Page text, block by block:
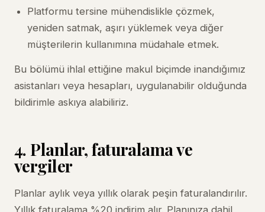
Platformu tersine mühendislikle çözmek,
yeniden satmak, aşırı yüklemek veya diğer
müşterilerin kullanımına müdahale etmek.
Bu bölümü ihlal ettiğine makul biçimde inandığımız
asistanları veya hesapları, uygulanabilir olduğunda
bildirimle askıya alabiliriz.
4. Planlar, faturalama ve
vergiler
Planlar aylık veya yıllık olarak peşin faturalandırılır.
Yıllık faturalama %20 indirim alır. Planınıza dahil